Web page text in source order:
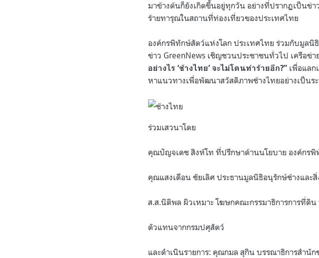
มาข้างต้นก็ยังเกิดขึ้นอยู่ทุกวัน อย่างที่ปรากฏเป็นข่า
ร้ายทารุณในสถานที่ท่องเที่ยวของประเทศไทย
องค์กรพิทักษ์สัตว์แห่งโลก ประเทศไทย ร่วมกับมูลนิ
ข่าว GreenNews เชิญชวนประชาชนทั่วไป เครือข่
อย่างไร ‘ช้างไทย’ จะไม่โดนทำร้ายอีก?” เพื่อแล
หาแนวทางเพื่อพัฒนาสวัสดิภาพช้างไทยอย่างเป็นร
ร่วมเสวนาโดย
คุณปัญจเดช สิงห์โท ที่ปรึกษาด้านนโยบาย องค์กรพิ
คุณแสงเดือน ชัยเลิศ ประธานมูลนิธิอนุรักษ์ช้างและ
ส.ส.นิติพล ผิวเหมาะ โฆษกคณะกรรมาธิการการที่ดิ
ตัวแทนจากกรมปศุสัตว์
และดำเนินรายการ: คุณกมล สุกิน บรรณาธิการสำนัก